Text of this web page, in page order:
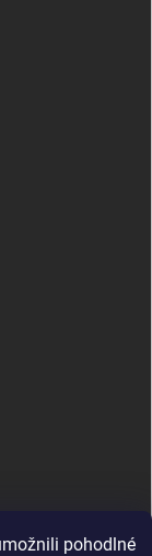
pohodlné